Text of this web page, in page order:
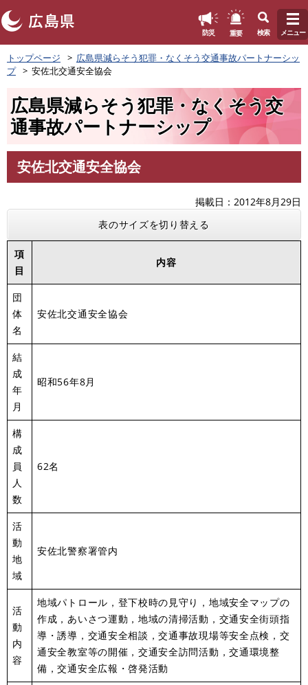
ペ
ー
ジ
す
防災 重要 検索 メニュー
トップページ
広島県減らそう犯罪・なくそう交通事故パートナーシッ
プ
安佐北交通安全協会
広島県減らそう犯罪・なくそう交
通事故パートナーシップ
文
安佐北交通安全協会
掲載日
2012年8月29日
表のサイズを切り替える
項
目
内容
団
体
名
安佐北交通安全協会
結
成
年
月
昭和56年8月
構
成
員
人
数
62名
活
動
地
域
安佐北警察署管内
活
動
内
容
地域パトロール，登下校時の見守り，地域安全マップの
作成，あいさつ運動，地域の清掃活動，交通安全街頭指
導・誘導，交通安全相談，交通事故現場等安全点検，交
通安全教室等の開催，交通安全訪問活動，交通環境整
備，交通安全広報・啓発活動